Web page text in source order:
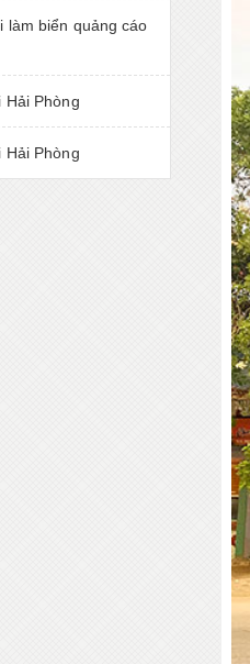
làm biển quảng cáo
Hải Phòng
Hải Phòng